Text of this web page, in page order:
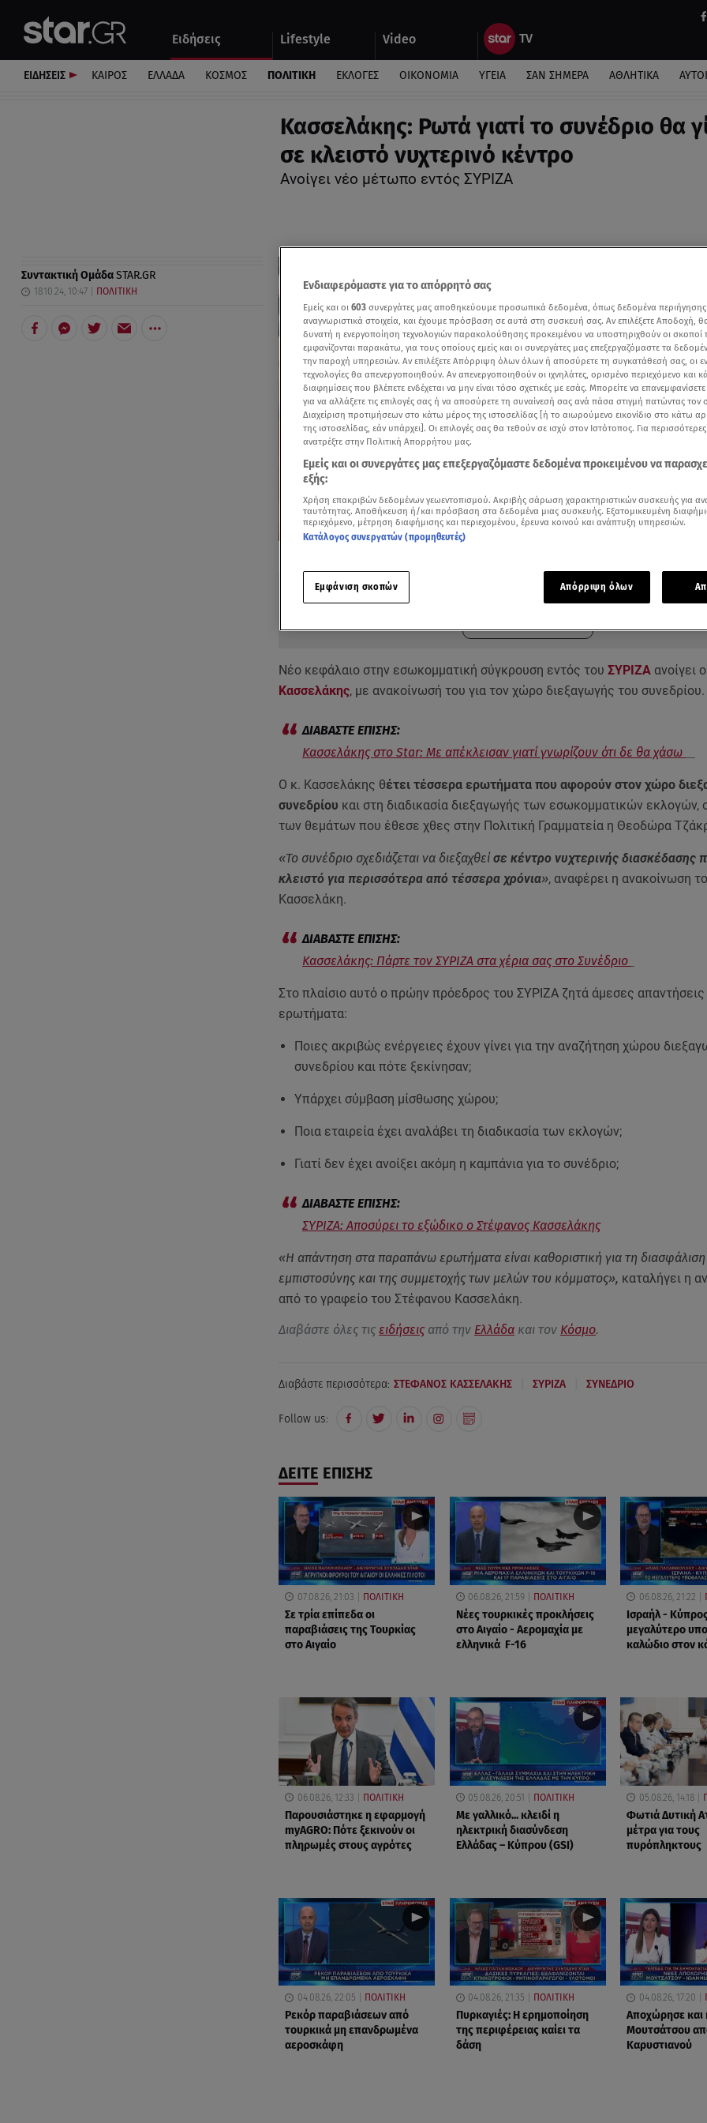
Ειδήσεις Lifestyle Video
Αυτοκίνητο
ΕΙΔΗΣΕΙΣ ΚΑΙΡΟΣ ΕΛΛΑΔΑ ΚΟΣΜΟΣ ΠΟΛΙΤΙΚΗ ΕΚΛΟΓΕΣ ΟΙΚΟΝΟΜΙΑ ΥΓΕΙΑ ΣΑΝ ΣΗΜΕΡΑ ΑΘΛΗΤΙΚΑ
Κασσελάκης: Ρωτά γιατί το συνέδριο θα
σε κλειστό νυχτερινό κέντρο
Ανοίγει νέο μέτωπο εντός ΣΥΡΙΖΑ
Συντακτική ΟμάδαSTAR.GR
18.10.24, 10:47 ΠΟΛΙΤΙΚΗ
Δείτε περισσότερα άρθρα μας στα αποτελέσματα αναζήτησης
Νέο κεφάλαιο στην εσωκομματική σύγκρουση εντός του ΣΥΡΙΖΑ ανοίγει ο
Κασσελάκης, με ανακοίνωσή του για τον χώρο διεξαγωγής του συνεδρίου.
Κασσελάκης στο Star: Με απέκλεισαν γιατί γνωρίζουν ότι δε θα χάσω
Ο κ. Κασσελάκης θέτει τέσσερα ερωτήματα που αφορούν στον χώρο
συνεδρίου και στη διαδικασία διεξαγωγής των εσωκομματικών εκλογών,
των θεμάτων που έθεσε χθες στην Πολιτική Γραμματεία η Θεοδώρα
«Το συνέδριο σχεδιάζεται να διεξαχθεί σε κέντρο νυχτερινής διασκέδασης
κλειστό για περισσότερα από τέσσερα χρόνια», αναφέρει η ανακοίνωση
Κασσελάκη.
Κασσελάκης: Πάρτε τον ΣΥΡΙΖΑ στα χέρια σας στο Συνέδριο
Στο πλαίσιο αυτό ο πρώην πρόεδρος του ΣΥΡΙΖΑ ζητά άμεσες
ερωτήματα:
Ποιες ακριβώς ενέργειες έχουν γίνει για την αναζήτηση χώρου
συνεδρίου και πότε ξεκίνησαν;
Υπάρχει σύμβαση μίσθωσης χώρου;
Ποια εταιρεία έχει αναλάβει τη διαδικασία των εκλογών;
Γιατί δεν έχει ανοίξει ακόμη η καμπάνια για το συνέδριο;
ΣΥΡΙΖΑ: Αποσύρει το εξώδικο ο Στέφανος Κασσελάκης
«Η απάντηση στα παραπάνω ερωτήματα είναι καθοριστική για τη διασφάλιση
εμπιστοσύνης και της συμμετοχής των μελών του κόμματος», καταλήγει η
από το γραφείο του Στέφανου Κασσελάκη.
Διαβάστε όλες τις ειδήσειςαπό την Ελλάδακαι τον Κόσμο.
Διαβάστε περισσότερα: ΣΤΕΦΑΝΟΣ ΚΑΣΣΕΛΑΚΗΣ ΣΥΡΙΖΑ ΣΥΝΕΔΡΙΟ
Follow us:
ΔΕΙΤΕ ΕΠΙΣΗΣ
07.08.26, 21:03 ΠΟΛΙΤΙΚΗ
Σε τρία επίπεδα οι
παραβιάσεις της Τουρκίας
στο Αιγαίο
06.08.26, 21:59 ΠΟΛΙΤΙΚΗ
Νέες τουρκικές προκλήσεις
στο Αιγαίο - Αερομαχία με
ελληνικά F-16
06.08.26, 21:22
Ισραήλ -
μεγαλύτερο
καλώδιο στον
06.08.26, 12:33 ΠΟΛΙΤΙΚΗ
Παρουσιάστηκε η εφαρμογή
myAGRO: Πότε ξεκινούν οι
πληρωμές στους αγρότες
05.08.26, 20:51 ΠΟΛΙΤΙΚΗ
Με γαλλικό... κλειδί η
ηλεκτρική διασύνδεση
Ελλάδας – Κύπρου (GSI)
05.08.26, 14:18
Φωτιά Δυτική
μέτρα για τους
πυρόπληκτους
04.08.26, 22:05 ΠΟΛΙΤΙΚΗ
Ρεκόρ παραβιάσεων από
τουρκικά μη επανδρωμένα
αεροσκάφη
04.08.26, 21:35 ΠΟΛΙΤΙΚΗ
Πυρκαγιές: Η ερημοποίηση
της περιφέρειας καίει τα
δάση
04.08.26, 17:20
Αποχώρησε και
Μουτσάτσου
Καρυστιανού
Ενδιαφερόμαστε για το απόρρητό σας
Εμείς και οι 603 συνεργάτες μας αποθηκεύουμε προσωπικά δεδομένα, όπως δεδομένα
αναγνωριστικά στοιχεία, και έχουμε πρόσβαση σε αυτά στη συσκευή σας. Αν επιλέξετε Αποδοχή,
δυνατή η ενεργοποίηση τεχνολογιών παρακολούθησης προκειμένου να υποστηριχθούν οι σκοποί
εμφανίζονται παρακάτω, για τους οποίους εμείς και οι συνεργάτες μας επεξεργαζόμαστε τα
την παροχή υπηρεσιών. Αν επιλέξετε Απόρριψη όλων όλων ή αποσύρετε τη συγκατάθεσή σας, οι
τεχνολογίες θα απενεργοποιηθούν. Αν απενεργοποιηθούν οι ιχνηλάτες, ορισμένο περιεχόμενο και
διαφημίσεις που βλέπετε ενδέχεται να μην είναι τόσο σχετικές με εσάς. Μπορείτε να
για να αλλάξετε τις επιλογές σας ή να αποσύρετε τη συναίνεσή σας ανά πάσα στιγμή πατώντας τον
Διαχείριση προτιμήσεων στο κάτω μέρος της ιστοσελίδας [ή το αιωρούμενο εικονίδιο στο κάτω
της ιστοσελίδας, εάν υπάρχει]. Οι επιλογές σας θα τεθούν σε ισχύ στον Ιστότοπος. Για
ανατρέξτε στην Πολιτική Απορρήτου μας.
Εμείς και οι συνεργάτες μας επεξεργαζόμαστε δεδομένα προκειμένου να
εξής:
Χρήση επακριβών δεδομένων γεωεντοπισμού. Ακριβής σάρωση χαρακτηριστικών συσκευής για
ταυτότητας. Αποθήκευση ή/και πρόσβαση στα δεδομένα μιας συσκευής. Εξατομικευμένη
περιεχόμενο, μέτρηση διαφήμισης και περιεχομένου, έρευνα κοινού και ανάπτυξη υπηρεσιών.
Κατάλογος συνεργατών (προμηθευτές)
Εμφάνιση σκοπών Απόρριψη όλων